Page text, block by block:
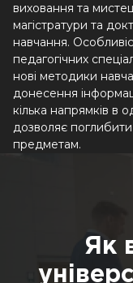
виховання та
магістратури та
навчання.
педагогічних
нові методики
донесення
кілька напрямків в
дозволяє
предметам.
Як